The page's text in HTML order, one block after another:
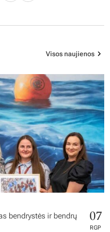
Visos naujienos
bendrystės ir bendrų
07
RGP